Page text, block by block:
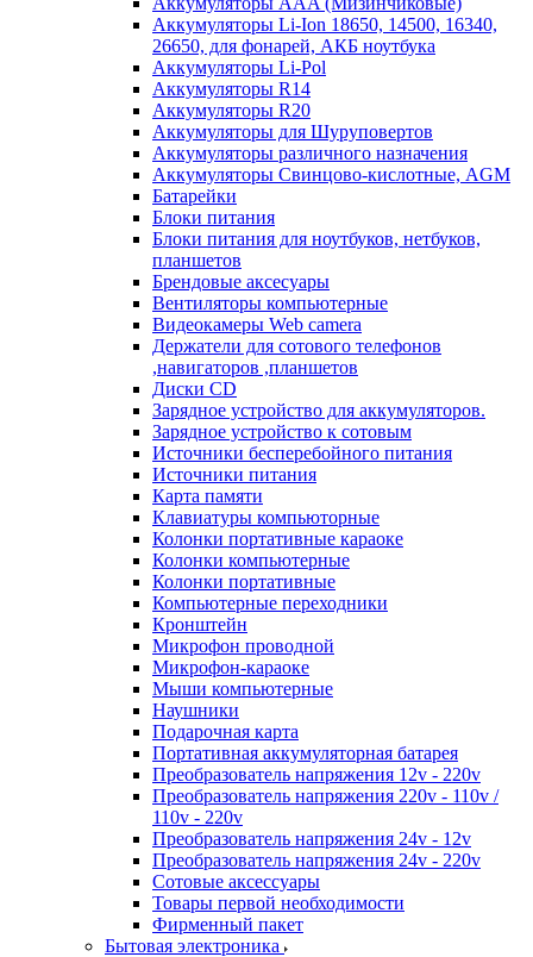
Аккумуляторы Li-Ion 18650, 14500, 16340,
26650, для фонарей, АКБ ноутбука
Аккумуляторы Li-Pol
Аккумуляторы R14
Аккумуляторы R20
Аккумуляторы для Шуруповертов
Аккумуляторы различного назначения
Аккумуляторы Свинцово-кислотные, AGM
Батарейки
Блоки питания
Блоки питания для ноутбуков, нетбуков,
планшетов
Брендовые аксесуары
Вентиляторы компьютерные
Видеокамеры Web camera
Держатели для сотового телефонов
,навигаторов ,планшетов
Диски CD
Зарядное устройство для аккумуляторов.
Зарядное устройство к сотовым
Источники бесперебойного питания
Источники питания
Карта памяти
Клавиатуры компьюторные
Колонки портативные караоке
Колонки компьютерные
Колонки портативные
Компьютерные переходники
Кронштейн
Микрофон проводной
Микрофон-караоке
Мыши компьютерные
Наушники
Подарочная карта
Портативная аккумуляторная батарея
Преобразователь напряжения 12v - 220v
Преобразователь напряжения 220v - 110v /
110v - 220v
Преобразователь напряжения 24v - 12v
Преобразователь напряжения 24v - 220v
Сотовые аксессуары
Товары первой необходимости
Фирменный пакет
Бытовая электроника